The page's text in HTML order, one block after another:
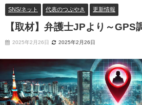
SNS/ネット 代表のつぶやき 更新情報
【取材】弁護士JPより～GPS
2025年2月26日 2025年2月26日